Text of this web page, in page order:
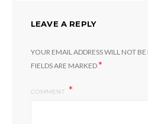
LEAVE A REPLY
YOUR EMAIL ADDRESS WILL NOT
FIELDS ARE MARKED*
COMMENT